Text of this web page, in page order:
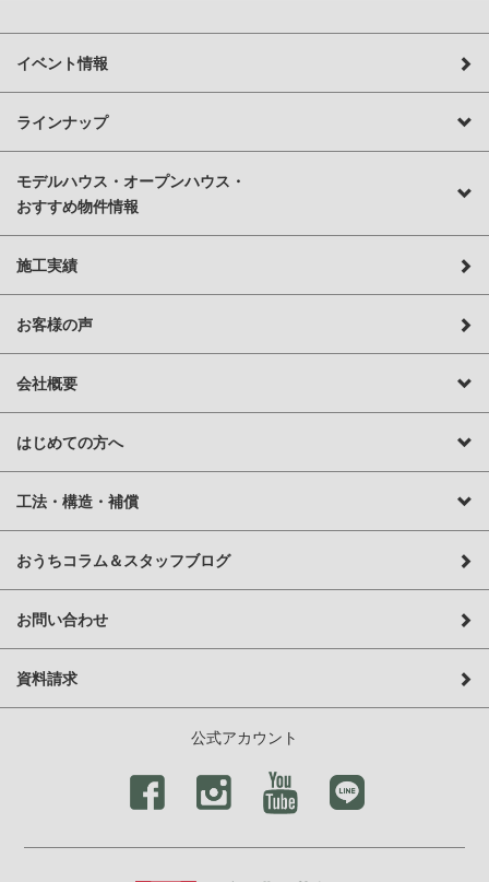
イベント情報
ラインナップ
モデルハウス・オープンハウス・
おすすめ物件情報
施工実績
お客様の声
会社概要
はじめての方へ
工法・構造・補償
おうちコラム＆スタッフブログ
お問い合わせ
資料請求
公式アカウント